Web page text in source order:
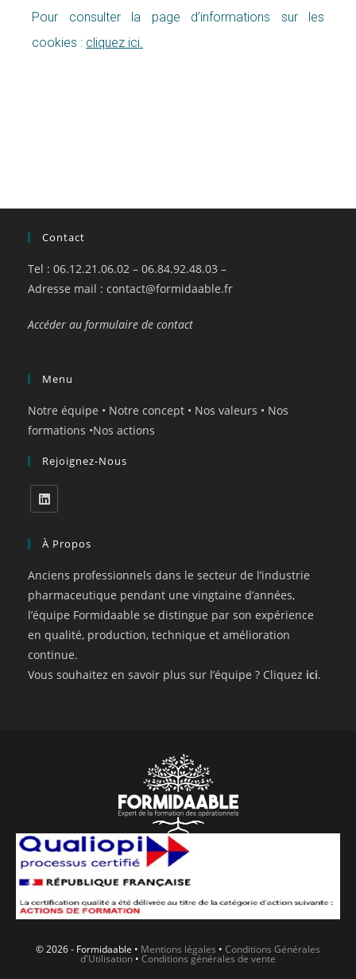
Pour consulter la page d’informations sur les
cookies : cliquez ici.
Contact
Tel : 06.12.21.06.02 – 06.84.92.48.03 –
Adresse mail : contact@formidaable.fr
Accéder au formulaire de contact
Menu
Notre équipe • Notre concept • Nos valeurs • Nos
formations •Nos actions
Rejoignez-Nous
À Propos
Anciens professionnels dans le secteur de l’industrie
pharmaceutique pendant une vingtaine d’années,
l’équipe Formidaable se distingue par son expérience
en qualité, production, technique et amélioration
continue.
Vous souhaitez en savoir plus sur l’équipe ? Cliquez ici.
© 2026 - Formidaable • Mentions légales • Conditions Générales
d'Utilisation • Conditions générales de vente